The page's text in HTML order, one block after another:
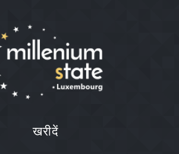
खरीदें